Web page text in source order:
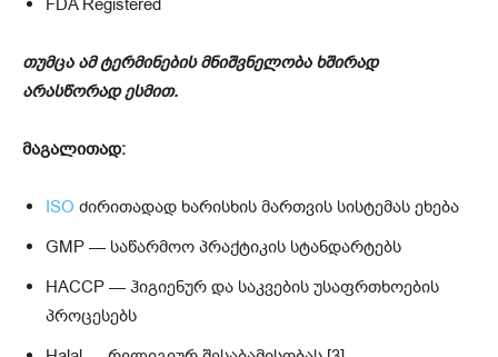
თუმცა ამ ტერმინების მნიშვნელობა ხშირად
არასწორად ესმით.
მაგალითად:
ISO ძირითადად ხარისხის მართვის სისტემას ეხება
GMP — საწარმოო პრაქტიკის სტანდარტებს
HACCP — ჰიგიენურ და საკვების უსაფრთხოების
პროცესებს